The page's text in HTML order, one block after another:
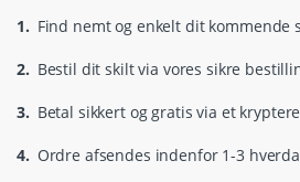
1. Find nemt og enkelt dit kommende
2. Bestil dit skilt via vores sikre
3. Betal sikkert og gratis via et
4. Ordre afsendes indenfor 1-3